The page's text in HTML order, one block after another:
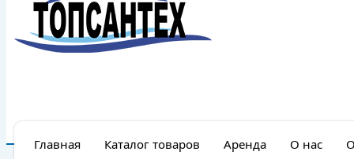
Главная Каталог товаров Аренда О нас